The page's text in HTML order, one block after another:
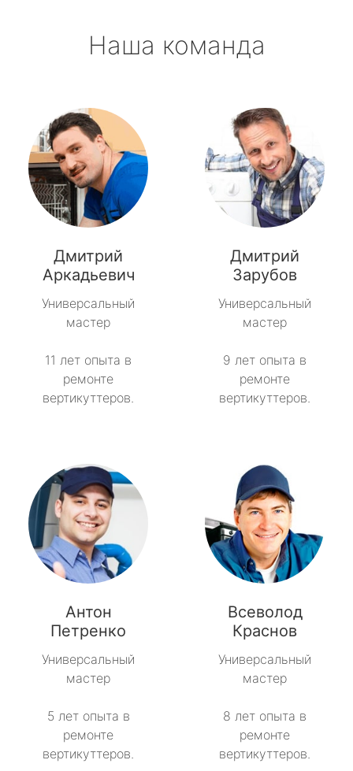
Наша команда
Дмитрий
Аркадьевич
Универсальный
мастер
11 лет опыта в
ремонте
вертикуттеров.
Дмитрий
Зарубов
Универсальный
мастер
9 лет опыта в
ремонте
вертикуттеров.
Антон
Петренко
Универсальный
мастер
5 лет опыта в
ремонте
вертикуттеров.
Всеволод
Краснов
Универсальный
мастер
8 лет опыта в
ремонте
вертикуттеров.